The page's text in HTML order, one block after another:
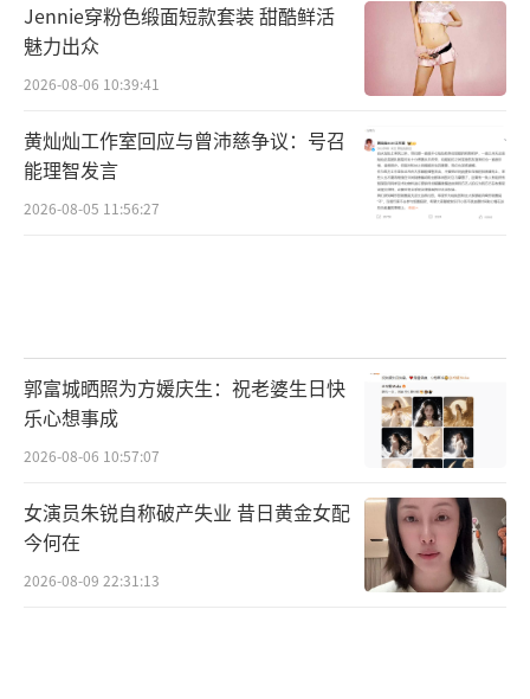
Jennie穿粉色缎面短款套装 甜酷鲜活
魅力出众
2026-08-06 10:39:41
黄灿灿工作室回应与曾沛慈争议：号召
能理智发言
2026-08-05 11:56:27
郭富城晒照为方媛庆生：祝老婆生日快
乐心想事成
2026-08-06 10:57:07
女演员朱锐自称破产失业 昔日黄金女配
今何在
2026-08-09 22:31:13